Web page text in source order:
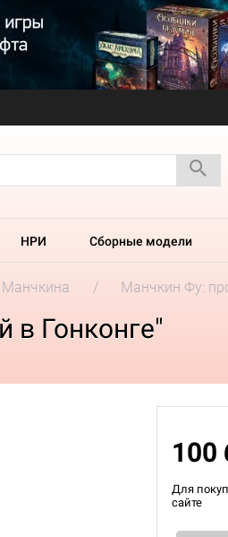
НРИ Сборные модели
Манчкин Фу:
в Гонконге"
100
Для
сайте